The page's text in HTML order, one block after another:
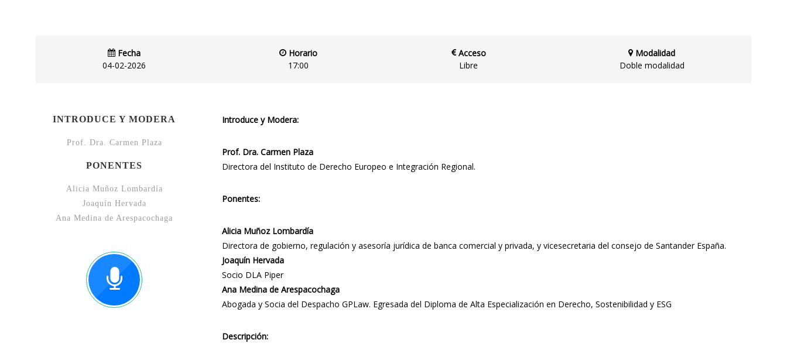
Fecha
04-02-2026
Horario
17:00
Acceso
Libre
Modalidad
Doble modalidad
INTRODUCE Y MODERA
Prof. Dra. Carmen Plaza
PONENTES
Alicia Muñoz Lombardía
Joaquín Hervada
Ana Medina de Arespacochaga
Introduce y Modera:
Prof. Dra. Carmen Plaza
Directora del Instituto de Derecho Europeo e Integración Regional.
Ponentes:
Alicia Muñoz Lombardía
Directora de gobierno, regulación y asesoría jurídica de banca comercial y privada, y vicesecretaria del consejo de Santander España.
Joaquín Hervada
Socio DLA Piper
Ana Medina de Arespacochaga
Abogada y Socia del Despacho GPLaw. Egresada del Diploma de Alta Especialización en Derecho, Sostenibilidad y ESG
Descripción: